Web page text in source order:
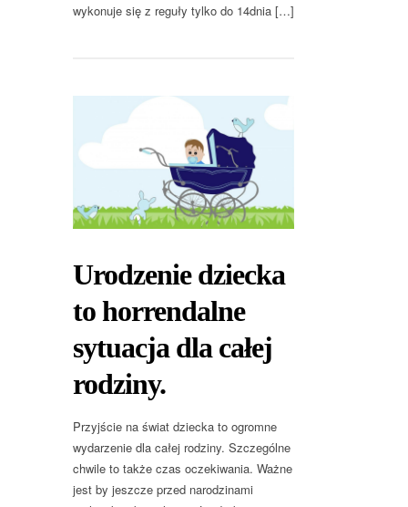
wykonuje się z reguły tylko do 14dnia […]
Urodzenie dziecka
to horrendalne
sytuacja dla całej
rodziny.
Przyjście na świat dziecka to ogromne
wydarzenie dla całej rodziny. Szczególne
chwile to także czas oczekiwania. Ważne
jest by jeszcze przed narodzinami